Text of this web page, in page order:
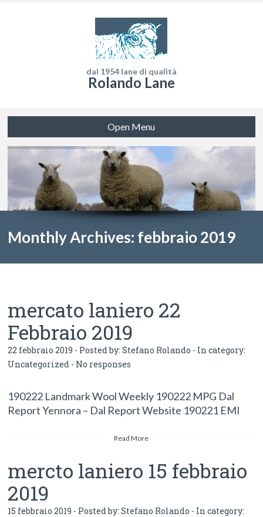
dal 1954 lane di qualità
Rolando Lane
Open Menu
Monthly Archives: febbraio 2019
mercato laniero 22
Febbraio 2019
22 febbraio 2019 - Posted by:Stefano Rolando - In category:
Uncategorized - No responses
190222 Landmark Wool Weekly 190222 MPG Dal
Report Yennora – Dal Report Website 190221 EMI
Read More
mercto laniero 15 febbraio
2019
15 febbraio 2019 - Posted by:Stefano Rolando - In category: